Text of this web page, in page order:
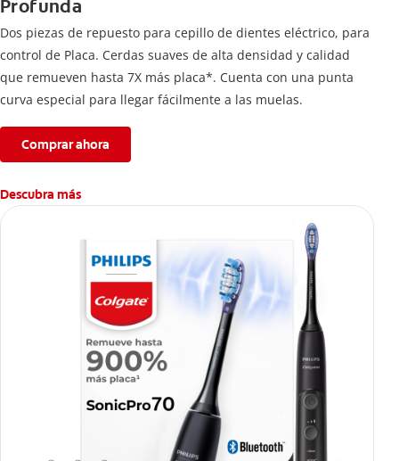
Profunda
Dos piezas de repuesto para cepillo de dientes eléctrico, para
control de Placa. Cerdas suaves de alta densidad y calidad
que remueven hasta 7X más placa*. Cuenta con una punta
curva especial para llegar fácilmente a las muelas.
Comprar ahora
Descubra más